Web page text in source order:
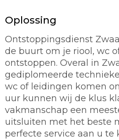
Oplossing
Ontstoppingsdienst
de buurt om je riool, wc
ontstoppen. Overal in
gediplomeerde
wc of leidingen komen
uur kunnen wij de klus
vakmanschap een
uitsluiten met het beste
perfecte service aan u te